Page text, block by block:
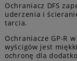
Ochraniacz DFS
uderzenia i
tarcia.
Ochraniacze GP-R
wyścigów jest
ochronę dla